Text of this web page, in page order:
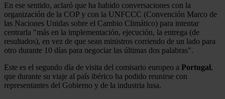
En ese sentido, aclaró que ha habido conversaciones con la
organización de la COP y con la UNFCCC (Convención Marco de
las Naciones Unidas sobre el Cambio Climático) para intentar
centrarla "más en la implementación, ejecución, la entrega (de
resultados), en vez de que sean ministros corriendo de un lado para
otro durante 10 días para negociar las últimas dos palabras".
Este es el segundo día de visita del comisario europeo a Portugal,
que durante su viaje al país ibérico ha podido reunirse con
representantes del Gobierno y de la industria lusa.